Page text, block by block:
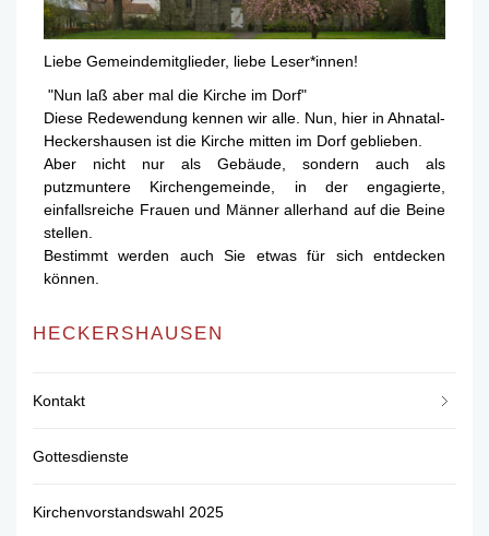
Liebe Gemeindemitglieder, liebe Leser*innen!
"Nun laß aber mal die Kirche im Dorf"
Diese Redewendung kennen wir alle. Nun, hier in Ahnatal-
Heckershausen ist die Kirche mitten im Dorf geblieben.
Aber nicht nur als Gebäude, sondern auch als
putzmuntere Kirchengemeinde, in der engagierte,
einfallsreiche Frauen und Männer allerhand auf die Beine
stellen.
Bestimmt werden auch Sie etwas für sich entdecken
können.
HECKERSHAUSEN
Kontakt
Gottesdienste
Kirchenvorstandswahl 2025